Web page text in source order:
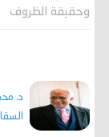
وحقيقة الظروف
د.